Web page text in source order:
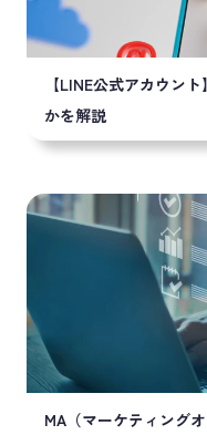
【LINE公式アカウン
かを解説
MA（マーケティング